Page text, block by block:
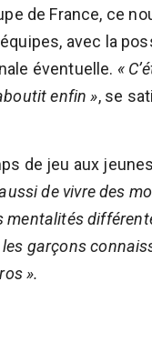
de France, ce
avec la
éventuelle. «
enfin », se
de jeu aux jeunes
de vivre des
mentalités
garçons
».